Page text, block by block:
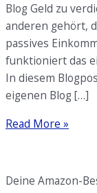
Blog Geld zu
anderen gehört,
passives
funktioniert das
In diesem
eigenen Blog […]
Mit
verdienen:
Read More »
Deine Amazon-